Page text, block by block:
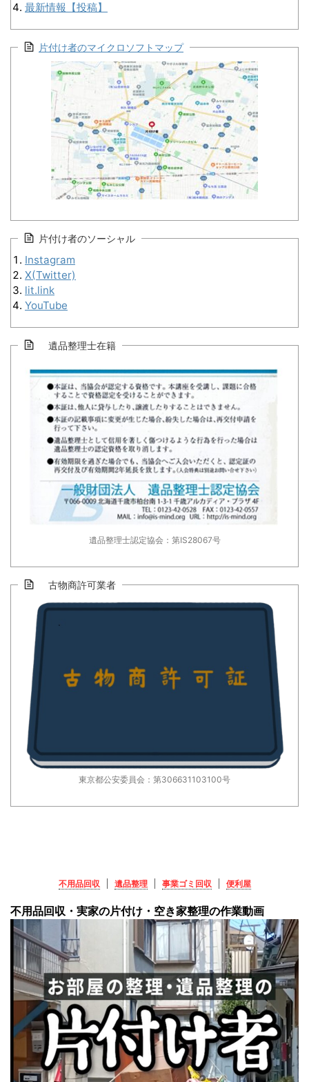
最新情報【投稿】
片付け者のマイクロソフトマップ
片付け者のソーシャル
Instagram
X(Twitter)
lit.link
YouTube
遺品整理士在籍
遺品整理士認定協会：第IS28067号
古物商許可業者
東京都公安委員会：第306631103100号
不用品回収 遺品整理 事業ゴミ回収 便利屋
不用品回収・実家の片付け・空き家整理の作業動画